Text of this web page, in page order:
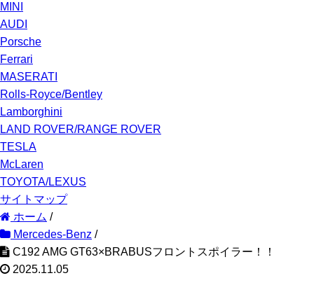
MINI
AUDI
Porsche
Ferrari
MASERATI
Rolls-Royce/Bentley
Lamborghini
LAND ROVER/RANGE ROVER
TESLA
McLaren
TOYOTA/LEXUS
サイトマップ
ホーム /
Mercedes-Benz /
C192 AMG GT63×BRABUSフロントスポイラー！！
2025.11.05